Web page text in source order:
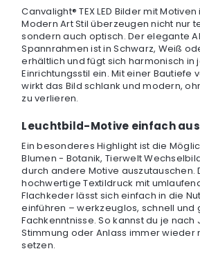
Canvalight® TEX LED Bilder mit Motiven
Modern Art Stil überzeugen nicht nur
sondern auch optisch. Der elegante
Spannrahmen ist in Schwarz, Weiß
erhältlich und fügt sich harmonisch in
Einrichtungsstil ein. Mit einer Bautiefe
wirkt das Bild schlank und modern,
zu verlieren.
Leuchtbild-Motive einfach
Ein besonderes Highlight ist die
Blumen - Botanik, Tierwelt
durch andere Motive auszutauschen.
hochwertige Textildruck mit
Flachkeder lässt sich einfach in die
einführen – werkzeuglos, schnell und
Fachkenntnisse. So kannst du je nach
Stimmung oder Anlass immer wieder
setzen.